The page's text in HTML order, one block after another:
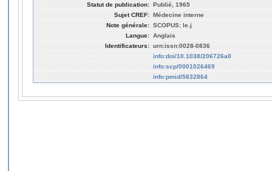
Statut de publication: Publié, 1965
Sujet CREF: Médecine interne
Note générale: SCOPUS: le.j
Langue: Anglais
Identificateurs: urn:issn:0028-0836
info:doi/10.1038/206726a0
info:scp/0001026469
info:pmid/5832864